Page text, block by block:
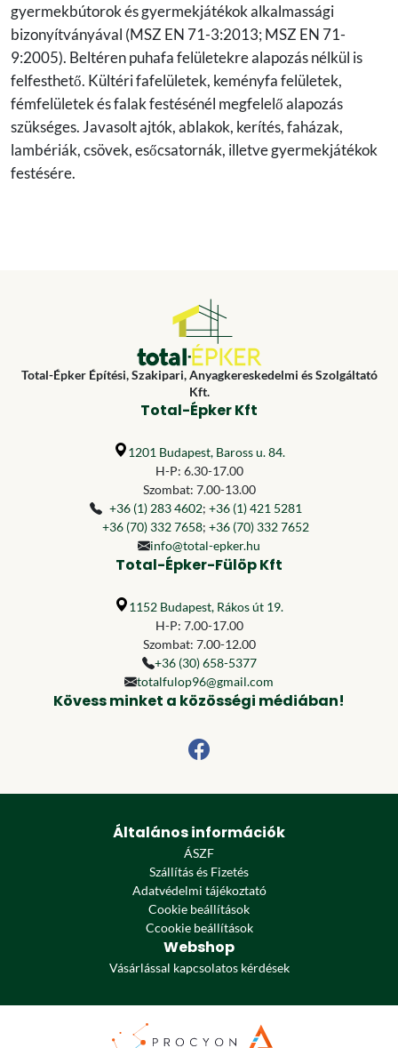
gyermekbútorok és gyermekjátékok alkalmassági
bizonyítványával (MSZ EN 71-3:2013; MSZ EN 71-
9:2005). Beltéren puhafa felületekre alapozás nélkül is
felfesthető. Kültéri fafelületek, keményfa felületek,
fémfelületek és falak festésénél megfelelő alapozás
szükséges. Javasolt ajtók, ablakok, kerítés, faházak,
lambériák, csövek, esőcsatornák, illetve gyermekjátékok
festésére.
Total-Épker Építési, Szakipari, Anyagkereskedelmi és Szolgáltató
Kft.
Total-Épker Kft
1201 Budapest, Baross u. 84.
H-P: 6.30-17.00
Szombat: 7.00-13.00
+36 (1) 283 4602; +36 (1) 421 5281
+36 (70) 332 7658; +36 (70) 332 7652
info@total-epker.hu
Total-Épker-Fülöp Kft
1152 Budapest, Rákos út 19.
H-P: 7.00-17.00
Szombat: 7.00-12.00
+36 (30) 658-5377
totalfulop96@gmail.com
Kövess minket a közösségi médiában!
Általános információk
ÁSZF
Szállítás és Fizetés
Adatvédelmi tájékoztató
Cookie beállítások
Ccookie beállítások
Webshop
Vásárlással kapcsolatos kérdések